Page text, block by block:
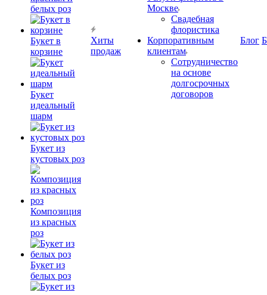
белых роз
Букет в
корзине
Букет
идеальный
шарм
Букет из
кустовых роз
Композиция
из красных
роз
Букет из
белых роз
Хиты
продаж
Москве
Свадебная
флористика
Корпоративным
клиентам
Сотрудничество
на основе
долгосрочных
договоров
Блог